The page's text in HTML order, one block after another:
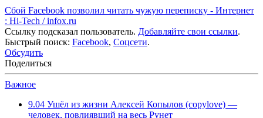
Сбой Facebook позволил читать чужую переписку - Интернет
: Hi-Tech / infox.ru
Ссылку подсказал пользователь. Добавляйте свои ссылки.
Быстрый поиск: Facebook, Соцсети.
Обсудить
Поделиться
Важное
9.04 Ушёл из жизни Алексей Копылов (copylove) —
человек, повлиявший на весь Рунет